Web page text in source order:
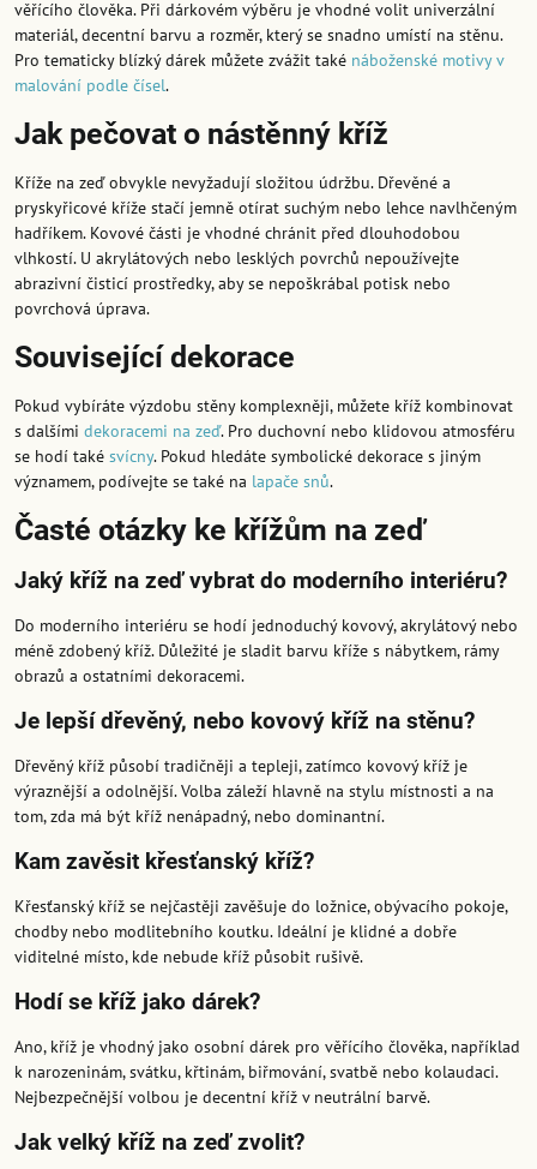
věřícího člověka. Při dárkovém výběru je vhodné volit univerzální
materiál, decentní barvu a rozměr, který se snadno umístí na stěnu.
Pro tematicky blízký dárek můžete zvážit také náboženské motivy v
malování podle čísel.
Jak pečovat o nástěnný kříž
Kříže na zeď obvykle nevyžadují složitou údržbu. Dřevěné a
pryskyřicové kříže stačí jemně otírat suchým nebo lehce navlhčeným
hadříkem. Kovové části je vhodné chránit před dlouhodobou
vlhkostí. U akrylátových nebo lesklých povrchů nepoužívejte
abrazivní čisticí prostředky, aby se nepoškrábal potisk nebo
povrchová úprava.
Související dekorace
Pokud vybíráte výzdobu stěny komplexněji, můžete kříž kombinovat
s dalšími dekoracemi na zeď. Pro duchovní nebo klidovou atmosféru
se hodí také svícny. Pokud hledáte symbolické dekorace s jiným
významem, podívejte se také na lapače snů.
Časté otázky ke křížům na zeď
Jaký kříž na zeď vybrat do moderního interiéru?
Do moderního interiéru se hodí jednoduchý kovový, akrylátový nebo
méně zdobený kříž. Důležité je sladit barvu kříže s nábytkem, rámy
obrazů a ostatními dekoracemi.
Je lepší dřevěný, nebo kovový kříž na stěnu?
Dřevěný kříž působí tradičněji a tepleji, zatímco kovový kříž je
výraznější a odolnější. Volba záleží hlavně na stylu místnosti a na
tom, zda má být kříž nenápadný, nebo dominantní.
Kam zavěsit křesťanský kříž?
Křesťanský kříž se nejčastěji zavěšuje do ložnice, obývacího pokoje,
chodby nebo modlitebního koutku. Ideální je klidné a dobře
viditelné místo, kde nebude kříž působit rušivě.
Hodí se kříž jako dárek?
Ano, kříž je vhodný jako osobní dárek pro věřícího člověka, například
k narozeninám, svátku, křtinám, biřmování, svatbě nebo kolaudaci.
Nejbezpečnější volbou je decentní kříž v neutrální barvě.
Jak velký kříž na zeď zvolit?